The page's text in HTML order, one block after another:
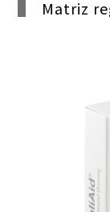
Matriz